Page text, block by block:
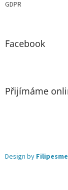
GDPR
Facebook
Přijímáme
Design by